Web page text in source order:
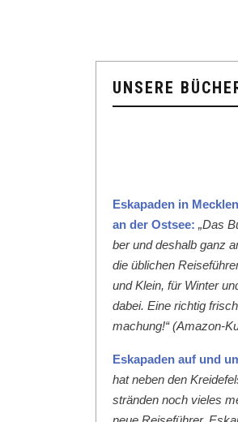
UNSERE
Eska­paden in
an der Ost­see: „Das
ber und deshalb ganz
die üblichen
und Klein, für Win­ter
dabei. Eine richtig
machung!“ (Ama­zon-
Eska­paden auf und
hat neben den
strän­den noch vieles